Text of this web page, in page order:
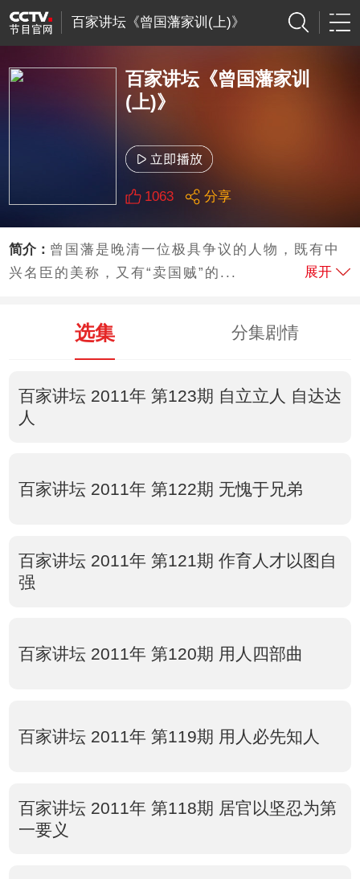
百家讲坛《曾国藩家训(上)》
百家讲坛《曾国藩家训
(上)》
1063 分享
简介： 曾国藩是晚清一位极具争议的人物，既有中
兴名臣的美称，又有“卖国贼”的...
展开
选集 分集剧情
百家讲坛 2011年 第123期 自立立人 自达达
人
百家讲坛 2011年 第122期 无愧于兄弟
百家讲坛 2011年 第121期 作育人才以图自
强
百家讲坛 2011年 第120期 用人四部曲
百家讲坛 2011年 第119期 用人必先知人
百家讲坛 2011年 第118期 居官以坚忍为第
一要义